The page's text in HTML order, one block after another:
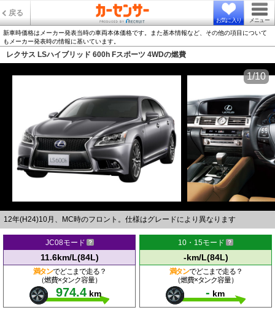
戻る
お気に入り メニュー
新車時価格はメーカー発表当時の車両本体価格です。また基本情報など、その他の項目について
もメーカー発表時の情報に基いています。
レクサス LSハイブリッド 600h Fスポーツ 4WDの燃費
12年(H24)10月、MC時のフロント。仕様はグレードにより異なります
1/10
JC08モード
11.6km/L(84L)
満タンでどこまで走る？
（燃費×タンク容量）
974.4 km
10・15モード
-km/L(84L)
満タンでどこまで走る？
（燃費×タンク容量）
- km